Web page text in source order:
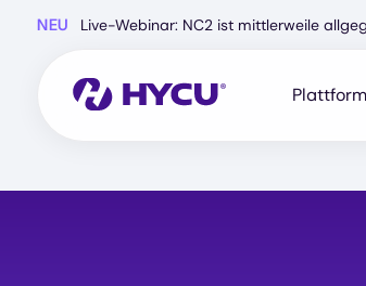
Hauptinhalt
NEU Live-Webinar: NC2 ist mittlerweile
Plattform